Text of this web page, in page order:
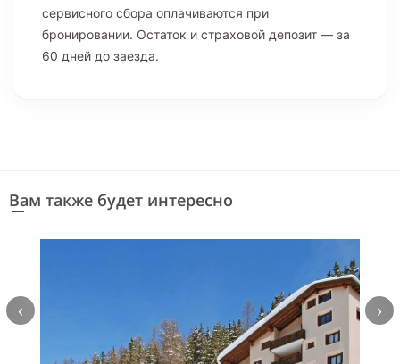
сервисного сбора оплачиваются при
бронировании. Остаток и страховой депозит — за
60 дней до заезда.
Вам также будет интересно
‹ ›